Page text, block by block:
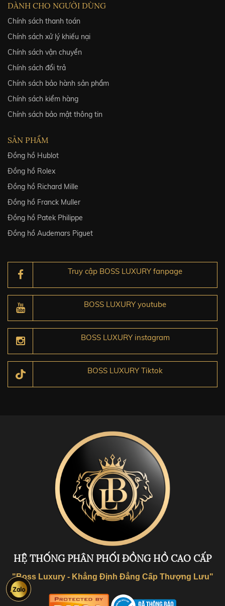
DÀNH CHO NGƯỜI DÙNG
Chính sách thanh toán
Chính sách xử lý khiếu nại
Chính sách vận chuyển
Chính sách đổi trả
Chính sách bảo hành sản phẩm
Chính sách kiểm hàng
Chính sách bảo mật thông tin
SẢN PHẨM
Đồng hồ Hublot
Đồng hồ Rolex
Đồng hồ Richard Mille
Đồng hồ Franck Muller
Đồng hồ Patek Philippe
Đồng hồ Audemars Piguet
Truy cập BOSS LUXURY fanpage
BOSS LUXURY youtube
BOSS LUXURY instagram
BOSS LUXURY Tiktok
HỆ THỐNG PHÂN PHỐI ĐỒNG HỒ CAO CẤP
"Boss Luxury - Khẳng Định Đẳng Cấp Thượng Lưu"